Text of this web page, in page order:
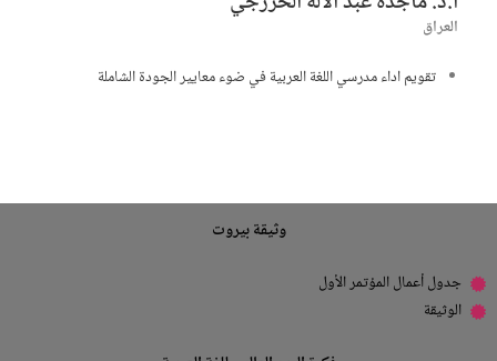
العراق
تقويم اداء مدرسي اللغة العربية في ضوء معايير الجودة الشاملة
وثيقة بيروت
جدول أعمال المؤتمر الأول
الوثيقة